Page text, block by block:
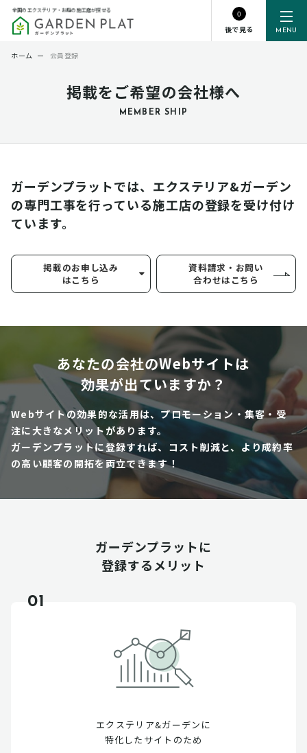
MENU
全国のエクステリア・お庭の施工店が探せる
0
後で見る
掲載をご希望の会社様へ
MEMBER SHIP
ホーム ー 会員登録
ガーデンプラットでは、エクステリア&ガーデン
の専門工事を行っている施工店の登録を受け付け
ています。
掲載のお申し込み
はこちら
資料請求・お問い
合わせはこちら
あなたの会社のWebサイトは
効果が出ていますか？
Webサイトの効果的な活用は、プロモーション・集客・受
注に大きなメリットがあります。
ガーデンプラットに登録すれば、コスト削減と、より成約率
の高い顧客の開拓を両立できます！
ガーデンプラットに
登録するメリット
01
エクステリア&ガーデンに
特化したサイトのため